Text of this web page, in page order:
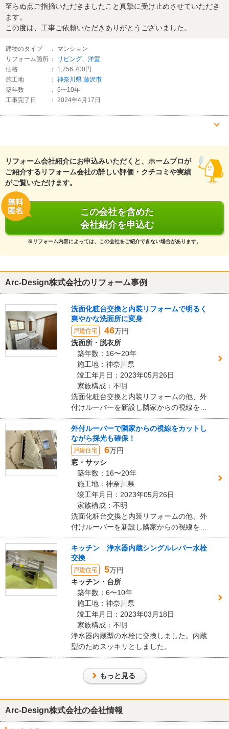
至らぬ点ご指摘いただきましたこと真摯に受け止めさせていただき
ます。
この度は、工事ご依頼いただきありがとうございました。
建物のタイプ
： マンション
リフォーム箇所 ： リビング、 洋室
価格
： 1,756,700円
施工地
： 神奈川県 藤沢市
築年数
： 6〜10年
工事完了日
： 2024年4月17日
5
見積もり時点から信頼できる丁寧な対応でした。
また仕上がりも予想以上で、こちらの希望もいろいろと聞いていた
だきながらアドバイスも頂きありがとうございました。
またリフォームの際にはお願いしたいと思います。
この会社に決めた理由
担当の方の丁寧な説明と連絡や返信などの
リフォーム会社からの返答
この度は工事を依頼いただき、また大変満足の評価までいただきあ
りがとうございます。
洗面化粧台だけでなく、床のCFシートも大変気に入っていただけた
ご様子で私どもも大変嬉しく感じております。
お選びいただいた床材の柄が良いアクセントとなり、爽やかで、可
愛らしい空間となりました。
今後はリフォームだけでなく、生活のちょっとしたお困りごとでも
結構ですので何でもご相談くださいね。
： 戸建住宅
価格
： 567,600円
施工地
： 神奈川県 藤沢市
築年数
： 16〜20年
工事完了日
： 2023年5月26日
『担当者の人柄・説明力』が良かった
5
機会があればまたお願いしたいと思える会社でした。
この会社に決めた理由
営業の方の雰囲気と人柄。
返信が早く、対応もとても丁寧でした。
商品の提案もこちらの希望に合ったものを複数提示してもらえまし
た。
リフォーム会社からの返答
高い評価をいただきありがとうございます。
今回は、キッチンの水栓を交換させていただきました。
老朽化の他、蛇口下のスペースが狭く使い勝手が悪いことから、よ
り高さのある水栓への交換のご要望でした。
今回採用いただいた水栓は吐水口の高さが大きく、シンプルなデザ
の作業が容易になったことと思われます。
今後ともお住いのお悩み事やご不便などございましたら、工事の大
小問わず何なりとご相談ください。
リフォーム会社紹介にお申込みいただくと、ホームプロが
ご紹介するリフォーム会社の詳しい評価・クチコミや実績
がご覧いただけます。
この会社を含めた
会社紹介を申込む
※リフォーム内容によっては、この会社をご紹介できない場合があります。
Arc-Design株式会社のリフォーム事例
洗面化粧台交換と内装リフォームで明るく
爽やかな洗面所に変身
戸建住宅 46万円
洗面所・脱衣所
築年数：16〜20年
施工地：神奈川県
竣工年月日：2023年05月26日
家族構成：不明
洗面化粧台交換と内装リフォームの他、外
付けルーバーを新設し隣家からの視線をカ
ット。【安心】【快適】な洗面空間になり
ました。
外付ルーバーで隣家からの視線をカットし
ながら採光も確保！
戸建住宅 6万円
窓・サッシ
築年数：16〜20年
施工地：神奈川県
竣工年月日：2023年05月26日
家族構成：不明
洗面化粧台交換と内装リフォームの他、外
付けルーバーを新設し隣家からの視線をカ
ット。【安心】【快適】な洗面空間になり
ました。
キッチン 浄水器内蔵シングルレバー水栓
交換
戸建住宅 5万円
キッチン・台所
築年数：6〜10年
施工地：神奈川県
竣工年月日：2023年03月18日
家族構成：不明
浄水器内蔵型の水栓に交換しました。内蔵
型のためスッキリとしました。
もっと見る
Arc-Design株式会社の会社情報